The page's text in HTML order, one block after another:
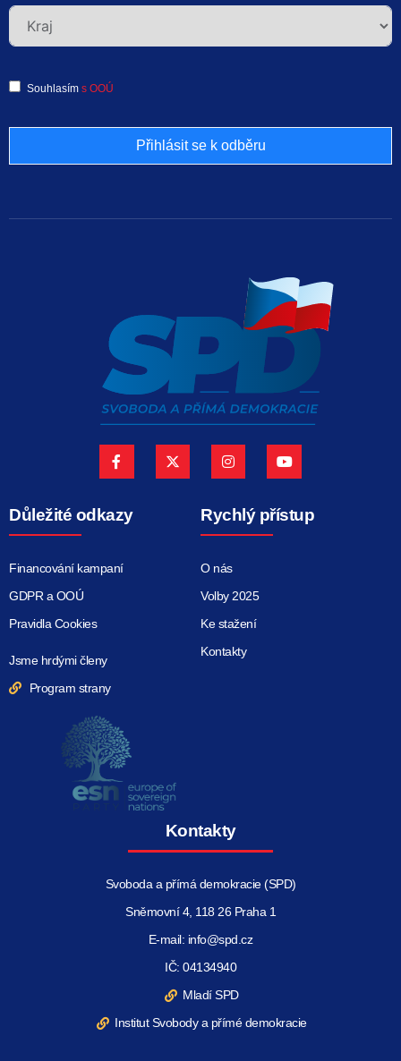
Souhlasím s OOÚ
Přihlásit se k odběru
Důležité odkazy
Financování kampaní
GDPR a OOÚ
Pravidla Cookies
Jsme hrdými členy
Program strany
Rychlý přístup
O nás
Volby 2025
Ke stažení
Kontakty
Kontakty
Svoboda a přímá demokracie (SPD)
Sněmovní 4, 118 26 Praha 1
E-mail: info@spd.cz
IČ: 04134940
Mladí SPD
Institut Svobody a přímé demokracie